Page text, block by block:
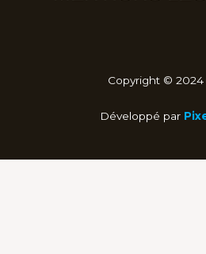
Copyright © 2024
Développé par